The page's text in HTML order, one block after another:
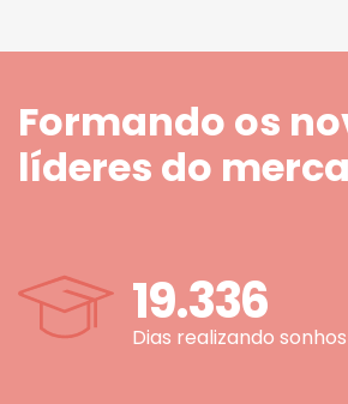
Formando os
líderes do
19.336
Dias realizando sonhos